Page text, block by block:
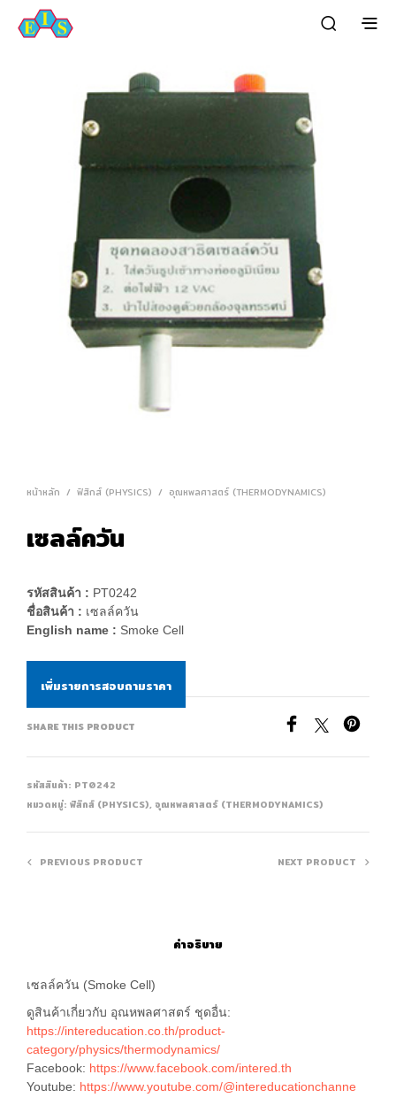
หน้าหลัก / ฟิสิกส์ (PHYSICS) / อุณหพลศาสตร์ (THERMODYNAMICS)
เซลล์ควัน
รหัสสินค้า : PT0242
ชื่อสินค้า : เซลล์ควัน
English name : Smoke Cell
เพิ่มรายการสอบถามราคา
SHARE THIS PRODUCT
รหัสสินค้า: PT0242
หมวดหมู่: ฟิสิกส์ (PHYSICS), อุณหพลศาสตร์ (THERMODYNAMICS)
PREVIOUS PRODUCT NEXT PRODUCT
คำอธิบาย
เซลล์ควัน (Smoke Cell)
ดูสินค้าเกี่ยวกับ อุณหพลศาสตร์ ชุดอื่น:
https://intereducation.co.th/product-
category/physics/thermodynamics/
Facebook: https://www.facebook.com/intered.th
Youtube: https://www.youtube.com/@intereducationchanne